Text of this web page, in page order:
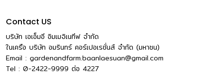
Contact US
บริษัท เอเอ็มอี อิมเมจิเนทีฟ จำกัด
ในเครือ บริษัท อมรินทร์ คอร์เปอเรชั่นส์ จำกัด (มหาชน)
Email : gardenandfarm.baanlaesuan@gmail.com
Tel : 0-2422-9999 ต่อ 4227